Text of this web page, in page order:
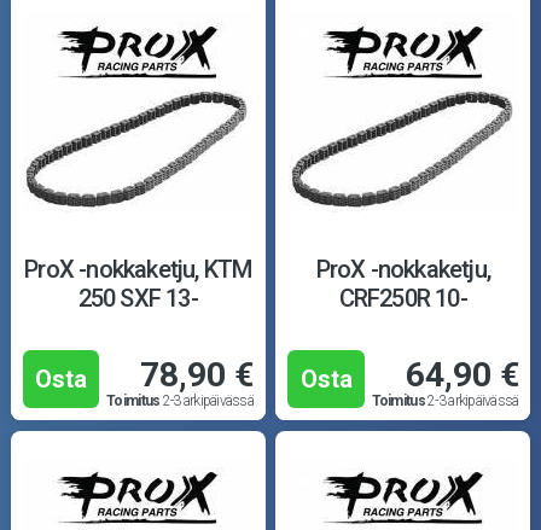
ProX -nokkaketju, KTM
250 SXF 13-
Osta 78,90 €
Toimitus 2-3 arkipäivässä
ProX -nokkaketju,
CRF250R 10-
Osta 64,90 €
Toimitus2-3 arkipäivässä